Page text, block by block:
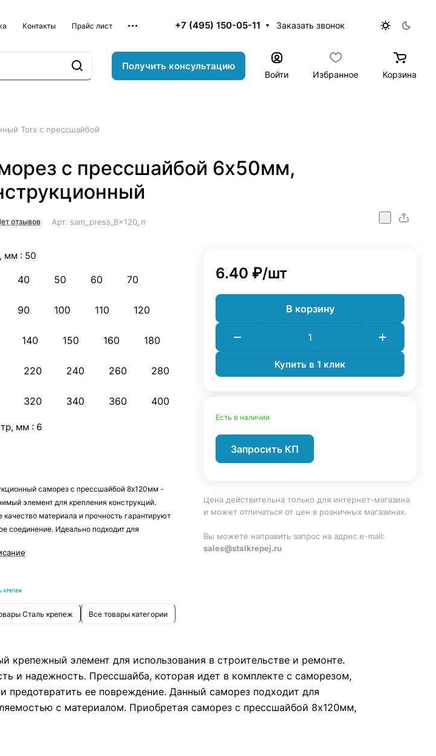
Контакты Прайс лист +7 (495) 150-05-11 Заказать звонок
Получить консультацию
Войти Избранное Корзина
Torx с прессшайбой
с прессшайбой 6х50мм,
отзывов Арт. sam_press_8x120_mm_konstr
мм : 50
40 50 60 70
90 100 110 120
140 150 160 180
220 240 260 280
320 340 360 400
мм : 6
саморез с прессшайбой 8х120мм -
элемент для крепления конструкций.
качество материала и прочность гарантируют
соединение. Идеально подходит для
Сталь крепеж Все товары категории
6.40 ₽/шт
В корзину
Купить в 1 клик
Есть в наличии
Запросить КП
Цена действительна только для интернет-магазина
и может отличаться от цен в розничных магазинах.
Вы можете направить запрос на адрес e-mail:
sales@stalkrepej.ru
элемент для использования в строительстве и ремонте.
и надежность. Прессшайба, которая идет в комплекте с саморезом,
предотвратить ее повреждение. Данный саморез подходит для
с материалом. Приобретая саморез с прессшайбой 8х120мм,